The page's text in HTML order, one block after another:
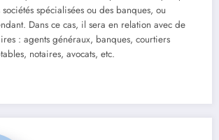
spécialisées ou des banques, ou
Dans ce cas, il sera en relation avec de
: agents généraux, banques, courtiers
notaires, avocats, etc.